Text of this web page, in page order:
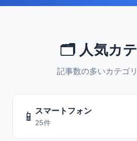
🗂️ 人気カ
記事数の多いカテゴ
📱 スマートフォン
25件